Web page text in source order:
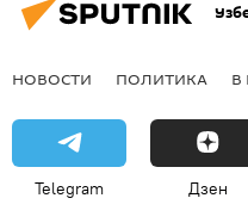
НОВОСТИ ПОЛИТИКА В
Telegram Дзен